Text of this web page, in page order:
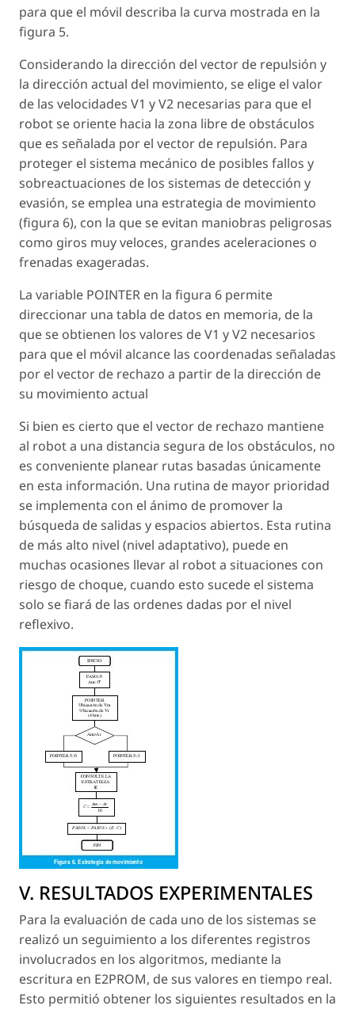
para que el móvil describa la curva mostrada en la
figura 5.
Considerando la dirección del vector de repulsión y
la dirección actual del movimiento, se elige el valor
de las velocidades V1 y V2 necesarias para que el
robot se oriente hacia la zona libre de obstáculos
que es señalada por el vector de repulsión. Para
proteger el sistema mecánico de posibles fallos y
sobreactuaciones de los sistemas de detección y
evasión, se emplea una estrategia de movimiento
(figura 6), con la que se evitan maniobras peligrosas
como giros muy veloces, grandes aceleraciones o
frenadas exageradas.
La variable POINTER en la figura 6 permite
direccionar una tabla de datos en memoria, de la
que se obtienen los valores de V1 y V2 necesarios
para que el móvil alcance las coordenadas señaladas
por el vector de rechazo a partir de la dirección de
su movimiento actual
Si bien es cierto que el vector de rechazo mantiene
al robot a una distancia segura de los obstáculos, no
es conveniente planear rutas basadas únicamente
en esta información. Una rutina de mayor prioridad
se implementa con el ánimo de promover la
búsqueda de salidas y espacios abiertos. Esta rutina
de más alto nivel (nivel adaptativo), puede en
muchas ocasiones llevar al robot a situaciones con
riesgo de choque, cuando esto sucede el sistema
solo se fiará de las ordenes dadas por el nivel
reflexivo.
V. RESULTADOS EXPERIMENTALES
Para la evaluación de cada uno de los sistemas se
realizó un seguimiento a los diferentes registros
involucrados en los algoritmos, mediante la
escritura en E2PROM, de sus valores en tiempo real.
Esto permitió obtener los siguientes resultados en la